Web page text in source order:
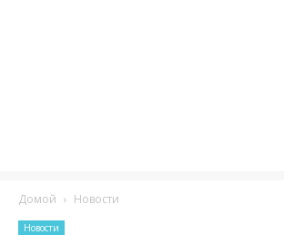
Домой Новости
Новости